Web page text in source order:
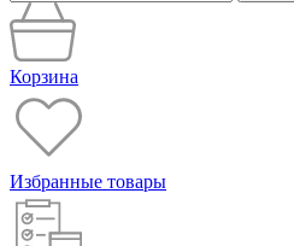
Корзина
Избранные товары